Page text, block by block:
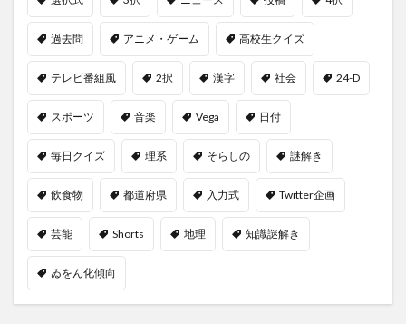
過去問 アニメ・ゲーム 高校生クイズ
テレビ番組風 2択 漢字 社会 24-D
スポーツ 音楽 Vega 日付
毎日クイズ 理系 そらしの 謎解き
飲食物 都道府県 入力式 Twitter企画
芸能 Shorts 地理 知識謎解き
ゐをん化傾向